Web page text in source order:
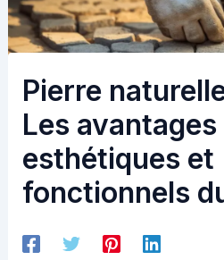
Pierre
Les avantages
esthétiques et
fonctionnels